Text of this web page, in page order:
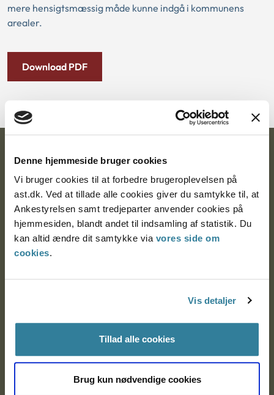
Denne hjemmeside bruger cookies
Vi bruger cookies til at forbedre brugeroplevelsen på
ast.dk. Ved at tillade alle cookies giver du samtykke til, at
Ankestyrelsen samt tredjeparter anvender cookies på
hjemmesiden, blandt andet til indsamling af statistik. Du
kan altid ændre dit samtykke via vores side om
cookies.
Vis detaljer
Tillad alle cookies
Brug kun nødvendige cookies
mere hensigtsmæssig måde kunne indgå i kommunens
arealer.
Download PDF
Ankestyrelsen
Postadresse:
Nytorv 7, 2. sal
9000 Aalborg
CVR: 1007 4002